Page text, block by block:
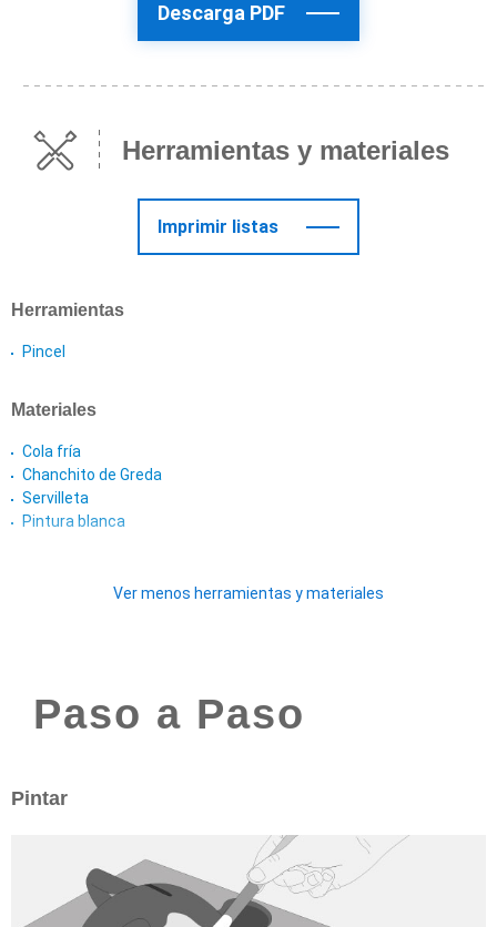
Descarga PDF
Herramientas y materiales
Imprimir listas
Herramientas
Pincel
Materiales
Cola fría
Chanchito de Greda
Servilleta
Pintura blanca
Ver menos herramientas y materiales
Paso a Paso
Pintar